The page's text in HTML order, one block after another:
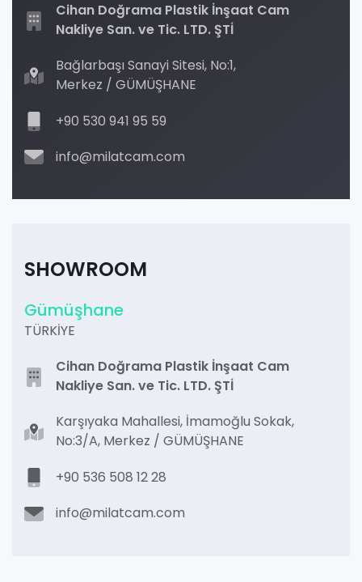
Cihan Doğrama Plastik İnşaat Cam
Nakliye San. ve Tic. LTD. ŞTİ
Bağlarbaşı Sanayi Sitesi, No:1,
Merkez / GÜMÜŞHANE
+90 530 941 95 59
info@milatcam.com
SHOWROOM
Gümüşhane
TÜRKİYE
Cihan Doğrama Plastik İnşaat Cam
Nakliye San. ve Tic. LTD. ŞTİ
Karşıyaka Mahallesi, İmamoğlu Sokak,
No:3/A, Merkez / GÜMÜŞHANE
+90 536 508 12 28
info@milatcam.com